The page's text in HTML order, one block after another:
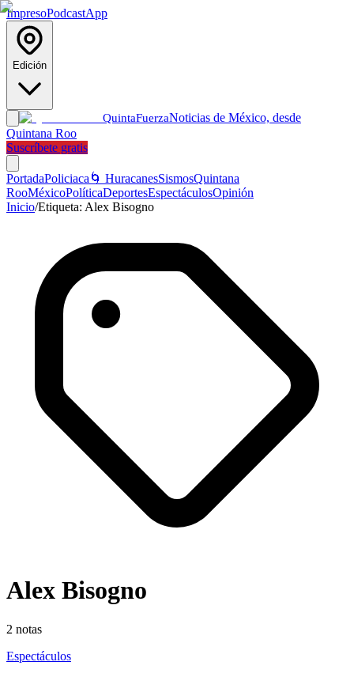
ImpresoPodcastApp
Edición
QuintaFuerzaNoticias de México, desde
Quintana Roo
Suscríbete gratis
PortadaPoliciaca 🌀 HuracanesSismosQuintana
RooMéxicoPolíticaDeportesEspectáculosOpinión
Inicio/Etiqueta: Alex Bisogno
Alex Bisogno
2 notas
Espectáculos